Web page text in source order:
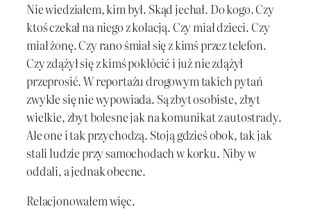
Nie wiedziałem, kim był. Skąd jechał. Do kogo. Czy
ktoś czekał na niego z kolacją. Czy miał dzieci. Czy
miał żonę. Czy rano śmiał się z kimś przez telefon.
Czy zdążył się z kimś pokłócić i już nie zdążył
przeprosić. W reportażu drogowym takich pytań
zwykle się nie wypowiada. Są zbyt osobiste, zbyt
wielkie, zbyt bolesne jak na komunikat z autostrady.
Ale one i tak przychodzą. Stoją gdzieś obok, tak jak
stali ludzie przy samochodach w korku. Niby w
oddali, a jednak obecne.
Relacjonowałem więc.